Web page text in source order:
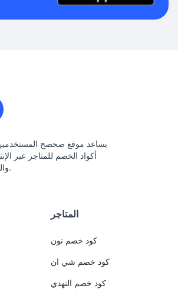
يساعد موقع صحصح
أكواد الخصم للمتاجر عبر
والتي يتم تحديثها باستمرار.
المتاجر
كود خصم نون
كود خصم شي ان
كود خصم النهدي